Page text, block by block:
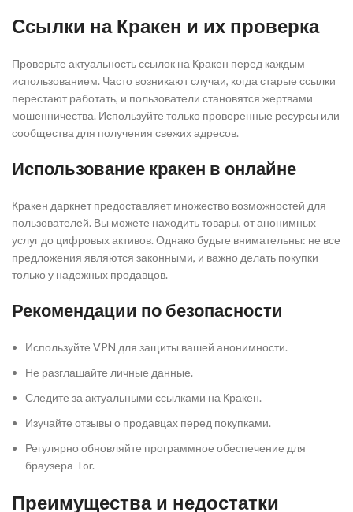
Ссылки на Кракен и их проверка
Проверьте актуальность ссылок на Кракен перед каждым
использованием. Часто возникают случаи, когда старые ссылки
перестают работать, и пользователи становятся жертвами
мошенничества. Используйте только проверенные ресурсы или
сообщества для получения свежих адресов.
Использование кракен в онлайне
Кракен даркнет предоставляет множество возможностей для
пользователей. Вы можете находить товары, от анонимных
услуг до цифровых активов. Однако будьте внимательны: не все
предложения являются законными, и важно делать покупки
только у надежных продавцов.
Рекомендации по безопасности
Используйте VPN для защиты вашей анонимности.
Не разглашайте личные данные.
Следите за актуальными ссылками на Кракен.
Изучайте отзывы о продавцах перед покупками.
Регулярно обновляйте программное обеспечение для
браузера Tor.
Преимущества и недостатки